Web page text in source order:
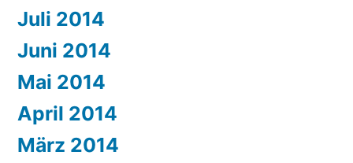
Juli 2014
Juni 2014
Mai 2014
April 2014
März 2014